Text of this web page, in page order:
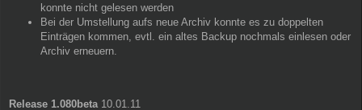
konnte nicht gelesen werden
Bei der Umstellung aufs neue Archiv konnte es zu doppelten
Einträgen kommen, evtl. ein altes Backup nochmals einlesen oder
Archiv erneuern.
Release 1.080beta 10.01.11